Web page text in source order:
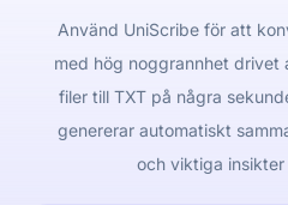
Använd UniScribe för att
med hög noggrannhet drivet
filer till TXT på några
genererar automatiskt
och viktiga insikter